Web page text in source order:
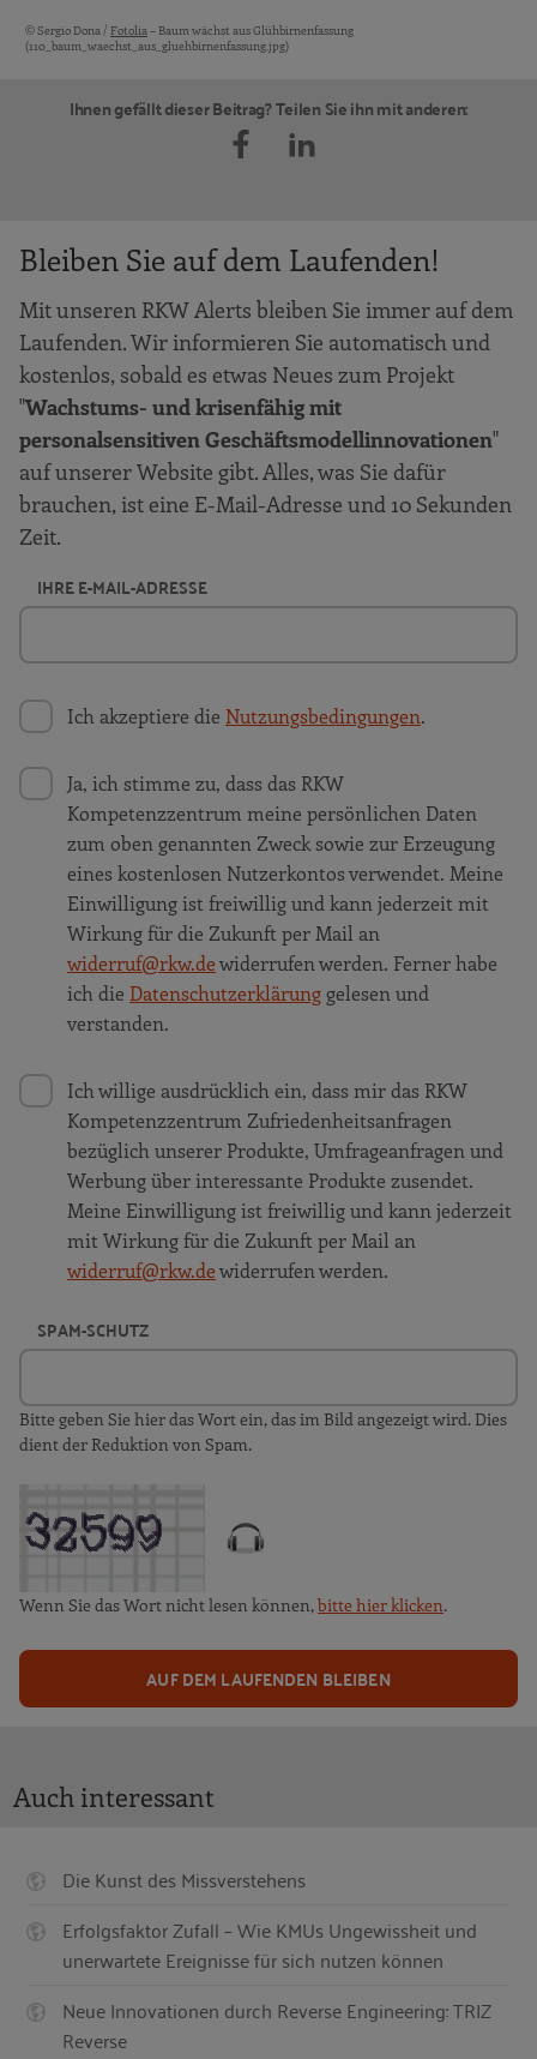
Bildquellen und Copyright-Hinweise
© Sergio Dona / Fotolia – Baum wächst aus Glühbirnenfassung
(110_baum_waechst_aus_gluehbirnenfassung.jpg)
Ihnen gefällt dieser Beitrag? Teilen Sie ihn mit anderen:
Bleiben Sie auf dem Laufenden!
Mit unseren RKW Alerts bleiben Sie immer auf dem
Laufenden. Wir informieren Sie automatisch und
kostenlos, sobald es etwas Neues zum Projekt
"Wachstums- und krisenfähig mit
personalsensitiven Geschäftsmodellinnovationen"
auf unserer Website gibt. Alles, was Sie dafür
brauchen, ist eine E-Mail-Adresse und 10 Sekunden
Zeit.
IHRE E-MAIL-ADRESSE
Ich akzeptiere die Nutzungsbedingungen.
Ja, ich stimme zu, dass das RKW
Kompetenzzentrum meine persönlichen Daten
zum oben genannten Zweck sowie zur Erzeugung
eines kostenlosen Nutzerkontos verwendet. Meine
Einwilligung ist freiwillig und kann jederzeit mit
Wirkung für die Zukunft per Mail an
widerruf@rkw.dewiderrufen werden. Ferner habe
ich die Datenschutzerklärunggelesen und
verstanden.
Ich willige ausdrücklich ein, dass mir das RKW
Kompetenzzentrum Zufriedenheitsanfragen
bezüglich unserer Produkte, Umfrageanfragen und
Werbung über interessante Produkte zusendet.
Meine Einwilligung ist freiwillig und kann jederzeit
mit Wirkung für die Zukunft per Mail an
widerruf@rkw.dewiderrufen werden.
SPAM-SCHUTZ
Bitte geben Sie hier das Wort ein, das im Bild angezeigt wird. Dies
dient der Reduktion von Spam.
Wenn Sie das Wort nicht lesen können,bitte hier klicken.
AUF DEM LAUFENDEN BLEIBEN
Auch interessant
Die Kunst des Missverstehens
Erfolgsfaktor Zufall – Wie KMUs Ungewissheit und
unerwartete Ereignisse für sich nutzen können
Neue Innovationen durch Reverse Engineering: TRIZ
Reverse